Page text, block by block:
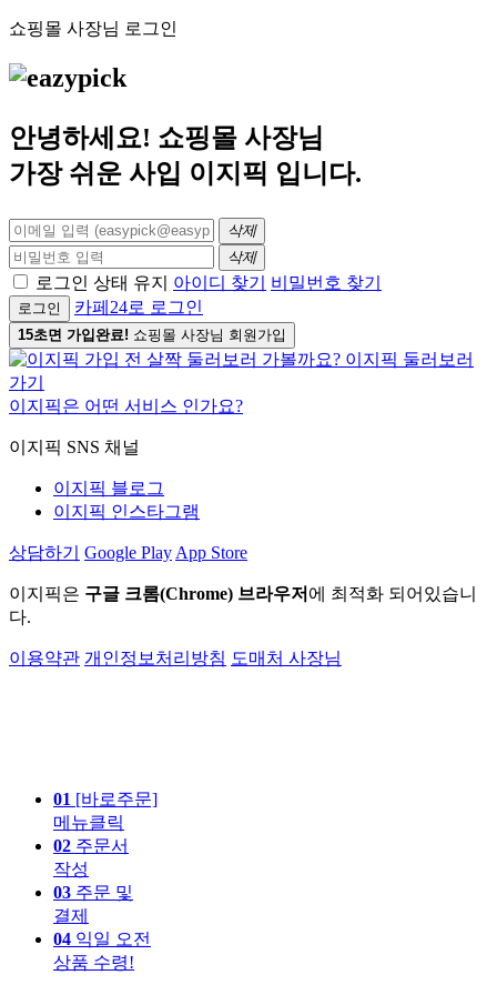
쇼핑몰 사장님 로그인
안녕하세요! 쇼핑몰 사장님
가장 쉬운 사입 이지픽 입니다.
삭제
삭제
로그인 상태 유지 아이디 찾기 비밀번호 찾기
로그인 카페24로 로그인
15초면 가입완료! 쇼핑몰 사장님 회원가입
이지픽은 어떤 서비스 인가요?
이지픽 SNS 채널
이지픽 블로그
이지픽 인스타그램
상담하기 Google Play App Store
이지픽은 구글 크롬(Chrome) 브라우저 에 최적화 되어있습니
다.
이용약관 개인정보처리방침 도매처 사장님
01 [바로주문]
메뉴클릭
02 주문서
작성
03 주문 및
결제
04 익일 오전
상품 수령!